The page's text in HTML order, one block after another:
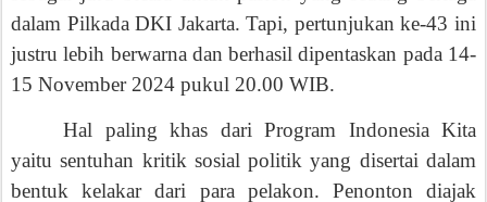
justru lebih berwarna dan berhasil dipentaskan pada 14-
15 November 2024 pukul 20.00 WIB.
Hal paling khas dari Program Indonesia Kita
yaitu sentuhan kritik sosial politik yang disertai dalam
bentuk kelakar dari para pelakon. Penonton diajak
melihat kisah darisosok senimanbadut tua yang akan